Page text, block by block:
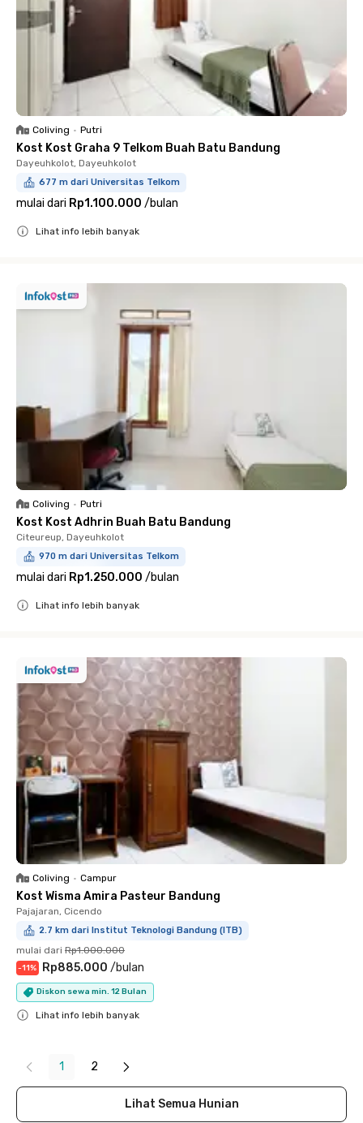
Coliving • Putri
Kost Kost Graha 9 Telkom Buah Batu Bandung
Dayeuhkolot, Dayeuhkolot
677 m dari Universitas Telkom
mulai dari Rp1.100.000 /bulan
Lihat info lebih banyak
Coliving • Putri
Kost Kost Adhrin Buah Batu Bandung
Citeureup, Dayeuhkolot
970 m dari Universitas Telkom
mulai dari Rp1.250.000 /bulan
Lihat info lebih banyak
Coliving • Campur
Kost Wisma Amira Pasteur Bandung
Pajajaran, Cicendo
2.7 km dari Institut Teknologi Bandung (ITB)
mulai dari Rp1.000.000
-11% Rp885.000 /bulan
Diskon sewa min. 12 Bulan
Lihat info lebih banyak
1 2
Lihat Semua Hunian